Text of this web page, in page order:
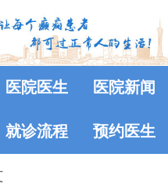
医院医生 医院新闻
就诊流程 预约医生